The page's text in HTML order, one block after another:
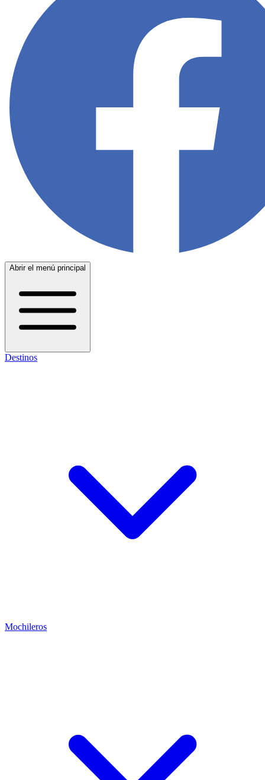
Abrir el menú principal
Destinos
Mochileros